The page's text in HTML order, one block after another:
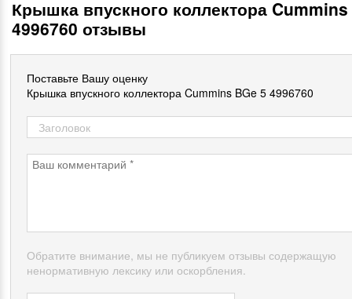
Крышка впускного коллектора Cummins
4996760 отзывы
Поставьте Вашу оценку
Крышка впускного коллектора Cummins BGe 5 4996760
Обратите внимание, мы не публикуем отзывы содержащую
ненормативную лексику или оскорбления.